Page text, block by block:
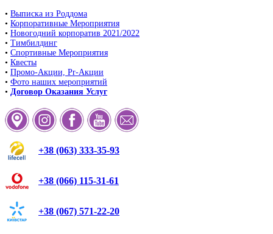
• Выписка из Роддома
• Корпоративные Мероприятия
• Новогодний корпоратив 2021/2022
• Тимбилдинг
• Спортивные Мероприятия
• Квесты
• Промо-Акции, Pr-Акции
• Фото наших мероприятий
• Договор Оказания Услуг
+38 (063) 333-35-93
+38 (066) 115-31-61
+38 (067) 571-22-20